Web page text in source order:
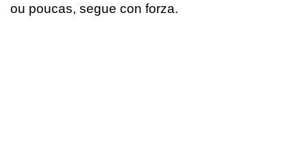
ou poucas, segue con forza.